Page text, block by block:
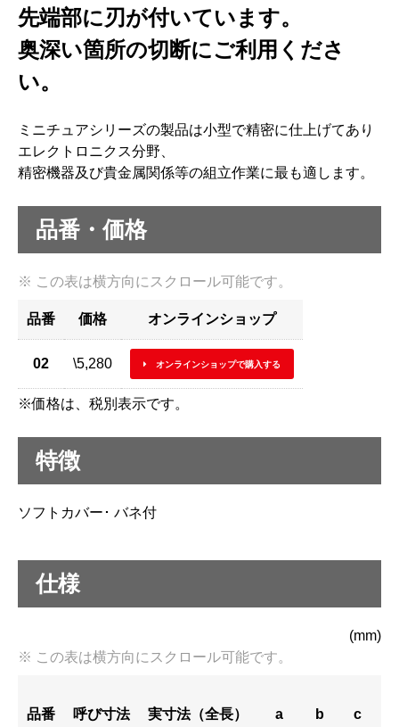
先端部に刃が付いています。
奥深い箇所の切断にご利用くださ
い。
ミニチュアシリーズの製品は小型で精密に仕上げてあり
エレクトロニクス分野、
精密機器及び貴金属関係等の組立作業に最も適します。
品番・価格
品番 価格 オンラインショップ
02 \5,280 オンラインショップで購入する
※価格は、税別表示です。
特徴
ソフトカバー･ バネ付
仕様
(mm)
品番 呼び寸法 実寸法（全長） a b c